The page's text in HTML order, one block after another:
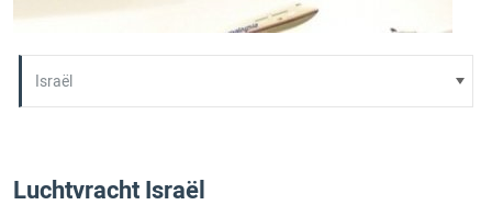
Luchtvracht Israël